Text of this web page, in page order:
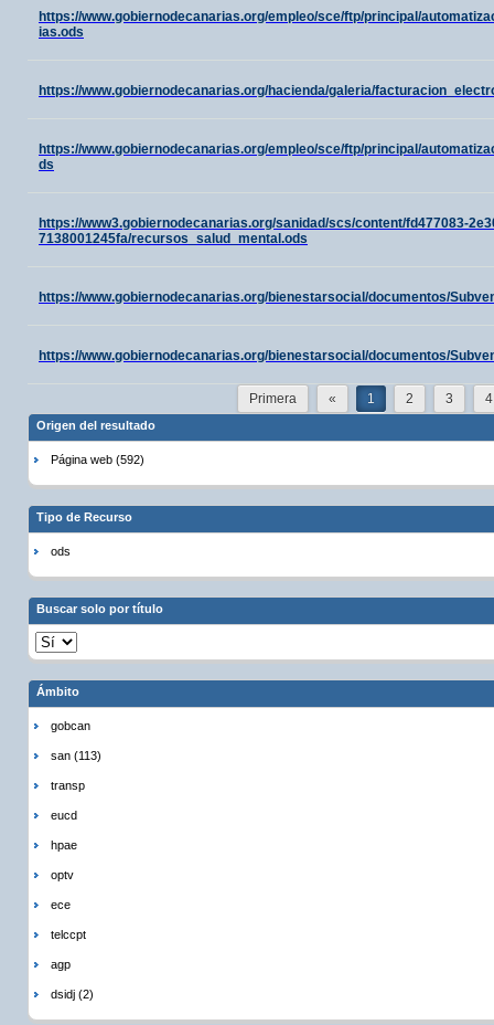
https://www.gobiernodecanarias.org/empleo/sce/ftp/principal/
ias.ods
https://www.gobiernodecanarias.org/hacienda/galeria/
https://www.gobiernodecanarias.org/empleo/sce/ftp/principal/
ds
https://www3.gobiernodecanarias.org/sanidad/scs/content/fd477083-
7138001245fa/recursos_salud_mental.ods
https://www.gobiernodecanarias.org/bienestarsocial/documentos/
https://www.gobiernodecanarias.org/bienestarsocial/documentos/
Primera « 1 2 3 4
Origen del resultado
Página web (592)
Tipo de Recurso
ods
Buscar solo por título
Ámbito
gobcan
san (113)
transp
eucd
hpae
optv
ece
telccpt
agp
dsidj (2)